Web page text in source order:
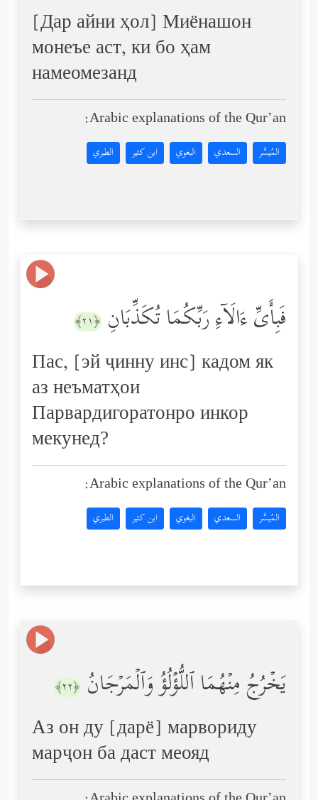
[Дар айни ҳол] Миёнашон
монеъе аст, ки бо ҳам
намеомезанд
Arabic explanations of the Qur’an:
المُيسَّر السعدي البغوي ابن كثير الطبري
فَبِأَیِّ ءَالَاۤءِ رَبِّكُمَا تُكَذِّبَانِ ﴿٢١﴾
Пас, [эй ҷинну инс] кадом як
аз неъматҳои
Парвардигоратонро инкор
мекунед?
Arabic explanations of the Qur’an:
المُيسَّر السعدي البغوي ابن كثير الطبري
یَخۡرُجُ مِنۡهُمَا ٱللُّؤۡلُؤُ وَٱلۡمَرۡجَانُ ﴿٢٢﴾
Аз он ду [дарё] марвориду
марҷон ба даст меояд